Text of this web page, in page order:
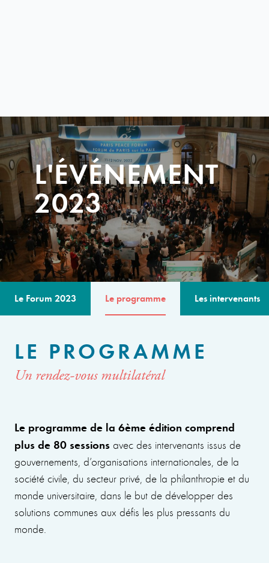
L'ÉVÉNEMENT
2023
Le Forum 2023 Le programme Les intervenants
LE PROGRAMME
Un rendez-vous multilatéral
Le programme de la 6ème édition comprend
plus de 80 sessions avec des intervenants issus de
gouvernements, d’organisations internationales, de la
société civile, du secteur privé, de la philanthropie et du
monde universitaire, dans le but de développer des
solutions communes aux défis les plus pressants du
monde.